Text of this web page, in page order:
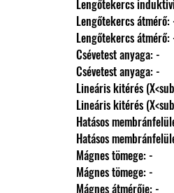
Lengőtekercs
Lengőtekercs átmérő:
Lengőtekercs átmérő:
                Csévetest anyaga: -
                Csévetest anyaga: -
Lineáris
Lineáris
Hatásos
Hatásos
                Mágnes tömege: -
                Mágnes tömege: -
                Mágnes átmérője: -